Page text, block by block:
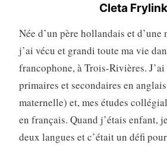
Cleta Frylink
Née d’un père hollandais et d’une
j’ai vécu et grandi toute ma vie
francophone, à Trois-Rivières.
primaires et secondaires en
maternelle) et, mes études
en français. Quand j’étais enfant,
deux langues et c’était un défi